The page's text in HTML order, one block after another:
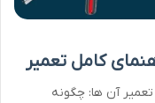
آن ها: چگونه